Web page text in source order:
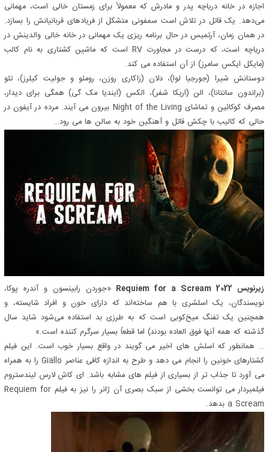
اجازه در خانه دریاچه پدر و مادرش که معمولاً برای زمستان خالی است، مهمانی
می‌دهد. یک قاتل در تلاش است سمفونی متشکل از فریادهای قربانیانش را بسازد.
در همان زمان، آرتمیس در حال برنامه ریزی یک مهمانی در خانه خالی والدینش در
دریاچه است، که درست در مجاورت RV است که ماشین کشتاری به نام کالب
(مایکل ایکس سامرز) از آن استفاده می کند.
دوستانش شیرا (جورجیا لوا)، دلان (زاکاری روزن، رومئو و جولیت کیلرز)، تئو
(براندون سانتانا)، الن (اریکا شفر)، الکس (ایندیا مک گی) همگی برای دیدار،
مصرف کوکائین و تماشای Night of the Living بیرون می آیند. مرده در آیفون در
حالی که کالیب با چکش قاتل و آهنگین خود به سالن ها می رود…
زیرنویس Requiem for a Scream 2022
«جوردن رابینسون و آندره پوکا،
نویسندگان، یک اسلشری با هم ساخته‌اند که دارای خون و افراد شایسته، و
همچنین یک تفنگ میخ‌کوبی است که به طرزی بد استفاده می‌شود شاید سال
گذشته که همه آنها فوق العاده بودند) اما قطعاً بسیار سرگرم کننده است.»
… همانطور که اسلش های اخیر می گویند در واقع بسیار خوب است. این فیلم
کشتارهای خونین را انجام می دهد و طرح به اندازه کافی عناصر Giallo را به همراه
می آورد تا جذاب تر از بسیاری از فیلم های مشابه باشد. ای کاش لارس لیندستروم
فیلمبردار می توانست بخشی از سبک بصری آن ژانر را نیز به فیلم Requiem for
a Scream بدهد.